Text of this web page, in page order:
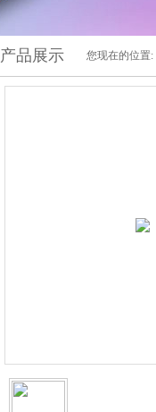
产品展示 您现在的位置: